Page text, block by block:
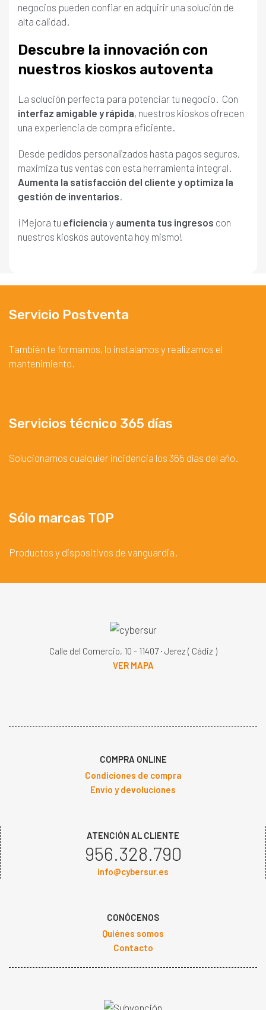
negocios pueden confiar en adquirir una solución de
alta calidad.
Descubre la innovación con
nuestros kioskos autoventa
La solución perfecta para potenciar tu negocio. Con
interfaz amigable y rápida, nuestros kioskos ofrecen
una experiencia de compra eficiente.
Desde pedidos personalizados hasta pagos seguros,
maximiza tus ventas con esta herramienta integral.
Aumenta la satisfacción del cliente y optimiza la
gestión de inventarios.
¡Mejora tu eficiencia y aumenta tus ingresos con
nuestros kioskos autoventa hoy mismo!
Servicio Postventa
También te formamos, lo instalamos y realizamos el
mantenimiento.
Servicios técnico 365 días
Solucionamos cualquier incidencia los 365 días del año.
Sólo marcas TOP
Productos y dispositivos de vanguardia.
Calle del Comercio, 10 - 11407 · Jerez ( Cádiz )
VER MAPA
COMPRA ONLINE
Condiciones de compra
Envío y devoluciones
ATENCIÓN AL CLIENTE
956.328.790
info@cybersur.es
CONÓCENOS
Quiénes somos
Contacto